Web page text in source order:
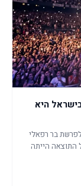
היא
בר רפאלי
התוצאה הייתה